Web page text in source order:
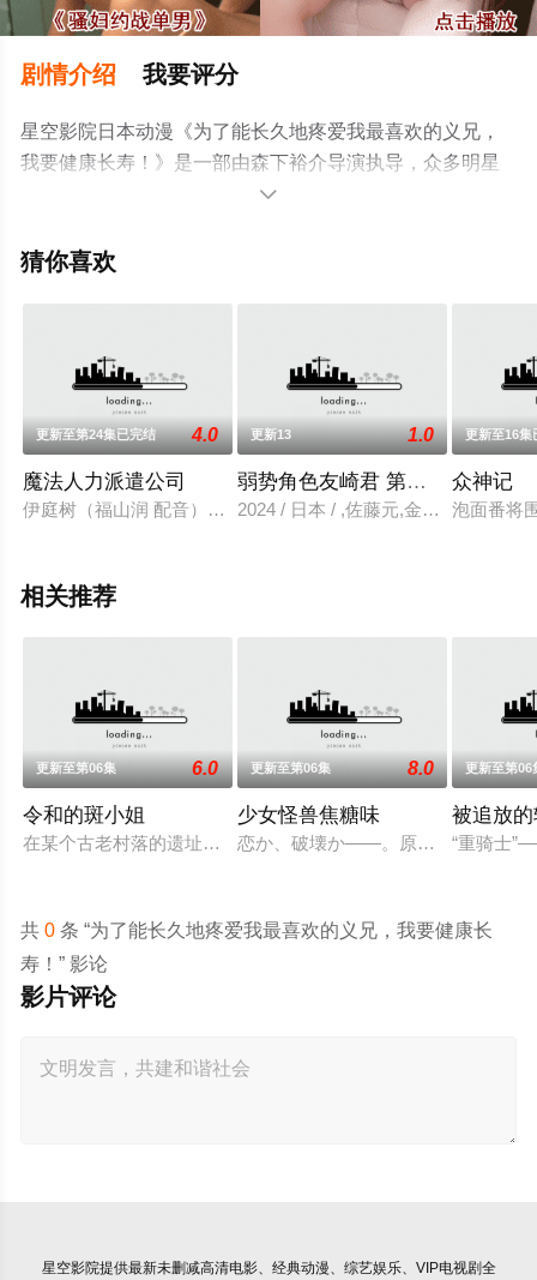
剧情介绍 我要评分
星空影院日本动漫《为了能长久地疼爱我最喜欢的义兄，
我要健康长寿！》是一部由森下裕介导演执导，众多明星
演员精彩演绎的日本动漫，大结局剧情已揭晓（全12
电影网，更多相关信息可移步至豆瓣动漫、电视猫或剧情

猜你喜欢
更新至第24集已完结 4.0
魔法人力派遣公司
伊庭树（福山润 配音）是一位平凡的少年，在一场意外中，他
更新13 1.0
弱势角色友崎君 第二季
2024 / 日本 / ,佐藤元,金元寿子,长谷
更新至16集
众神记
泡面番将
相关推荐
更新至第06集 6.0
令和的斑小姐
在某个古老村落的遗址深处，那一片禁止入内的区域里，存在着
更新至第06集 8.0
少女怪兽焦糖味
恋か、破壊か――。原因不明の病に
更新至第06
被追放
“重骑士
共 0条 “为了能长久地疼爱我最喜欢的义兄，我要健康长
寿！” 影论
影片评论
星空影院提供最新未删减高清电影、经典动漫、综艺娱乐、VIP电视剧全